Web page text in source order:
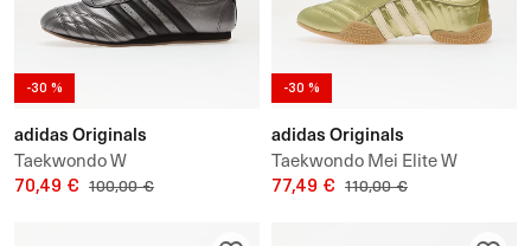
-30 %
adidas Originals
Taekwondo W
70,49 € 100,00 €
-30 %
adidas Originals
Taekwondo Mei Elite W
77,49 € 110,00 €